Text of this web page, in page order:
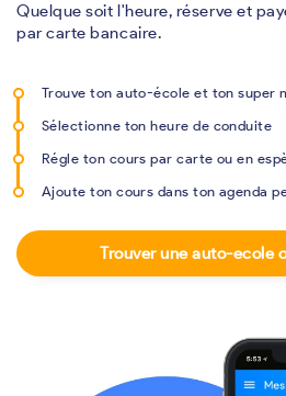
Quelque soit l'heure, réserve et
par carte bancaire.
Trouve ton auto-école et ton super
Sélectionne ton heure de conduite
Régle ton cours par carte ou en
Ajoute ton cours dans ton agenda
Trouver une auto-ecole